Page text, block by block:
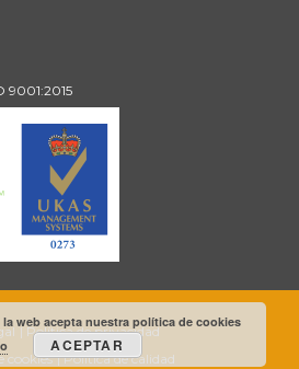
9001:2015
Política de privacidad
cookies
Política de calidad
web acepta nuestra política de cookies
ACEPTAR